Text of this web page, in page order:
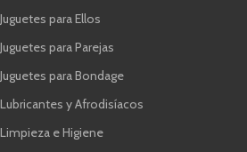
Juguetes para Ellos
Juguetes para Parejas
Juguetes para Bondage
Lubricantes y Afrodisíacos
Limpieza e Higiene